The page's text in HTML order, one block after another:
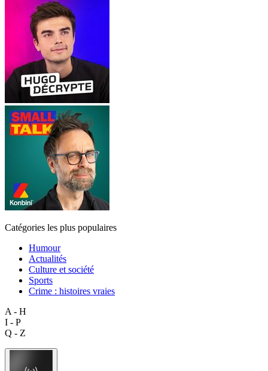
Catégories les plus populaires
Humour
Actualités
Culture et société
Sports
Crime : histoires vraies
A - H
I - P
Q - Z